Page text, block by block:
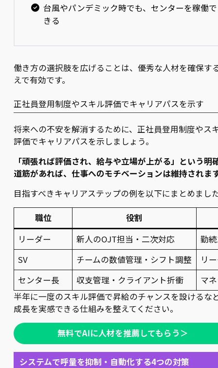
台風やパンデミック時でも、センターを稼働で
きる
働き方の選択肢を広げることは、優秀な人材を確保す
えで有効です。
正社員登用制度やスキル評価でキャリアパスを示す
将来への不安を解消するために、正社員登用制度やス
評価でキャリアパスを示しましょう。
「頑張れば評価され、給与や立場が上がる」という明
道筋があれば、仕事へのモチベーションは維持されま
目指すべきキャリアステップの例を以下にまとめまし
職位
役割
リーダー
新人のOJT担当・二次対応
勤
SV
チームの数値管理・シフト調整
リ
センター長
収支管理・クライアント折衝
マ
半年に一度のスキル評価で昇給のチャンスを設けるな
成長を実感できる仕組みを整えてください。
無料でAIに人材を推薦してもらう＞
システムで呼量を抑制・自動化する4つの対策